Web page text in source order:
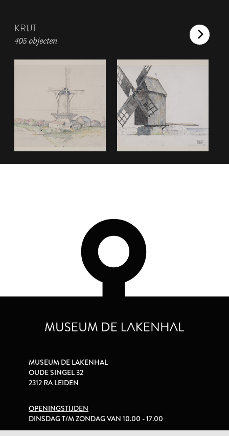
KRIJT
405 objecten
MUSEUM DE LAKENHAL
OUDE SINGEL 32
2312 RA LEIDEN
OPENINGSTIJDEN
DINSDAG T/M ZONDAG VAN 10.00 - 17.00